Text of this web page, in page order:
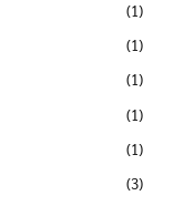
(1)
(1)
(1)
(1)
(1)
(3)